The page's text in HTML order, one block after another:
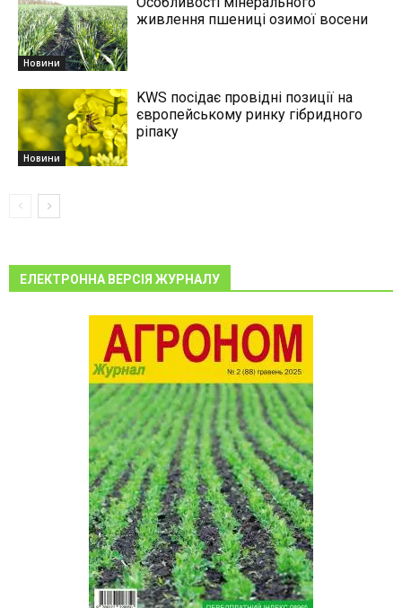
Новини
живлення пшениці озимої восени
Новини
KWS посідає провідні позиції на
європейському ринку гібридного
ріпаку
ЕЛЕКТРОННА ВЕРСІЯ ЖУРНАЛУ